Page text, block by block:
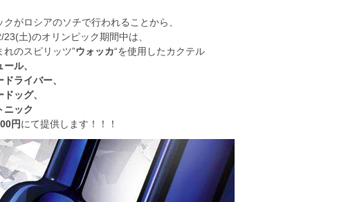
クがロシアのソチで行われることから、
土)のオリンピック期間中は、
れのスピリッツ”ウォッカ“を使用したカクテル
ル、
ライバー、
ッグ、
ニック
円にて提供します！！！